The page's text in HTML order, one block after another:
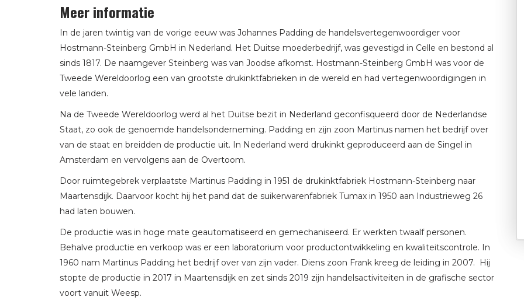
Meer informatie
In de jaren twintig van de vorige eeuw was Johannes Padding de handelsvertegenwoordiger voor
Hostmann-Steinberg GmbH in Nederland. Het Duitse moederbedrijf, was gevestigd in Celle en bestond al
sinds 1817. De naamgever Steinberg was van Joodse afkomst. Hostmann-Steinberg GmbH was voor de
Tweede Wereldoorlog een van grootste drukinktfabrieken in de wereld en had vertegenwoordigingen in
vele landen.
Na de Tweede Wereldoorlog werd al het Duitse bezit in Nederland geconfisqueerd door de Nederlandse
Staat, zo ook de genoemde handelsonderneming. Padding en zijn zoon Martinus namen het bedrijf over
van de staat en breidden de productie uit. In Nederland werd drukinkt geproduceerd aan de Singel in
Amsterdam en vervolgens aan de Overtoom.
Door ruimtegebrek verplaatste Martinus Padding in 1951 de drukinktfabriek Hostmann-Steinberg naar
Maartensdijk. Daarvoor kocht hij het pand dat de suikerwarenfabriek Tumax in 1950 aan Industrieweg 26
had laten bouwen.
De productie was in hoge mate geautomatiseerd en gemechaniseerd. Er werkten twaalf personen.
Behalve productie en verkoop was er een laboratorium voor productontwikkeling en kwaliteitscontrole. In
1960 nam Martinus Padding het bedrijf over van zijn vader. Diens zoon Frank kreeg de leiding in 2007. Hij
stopte de productie in 2017 in Maartensdijk en zet sinds 2019 zijn handelsactiviteiten in de grafische sector
voort vanuit Weesp.